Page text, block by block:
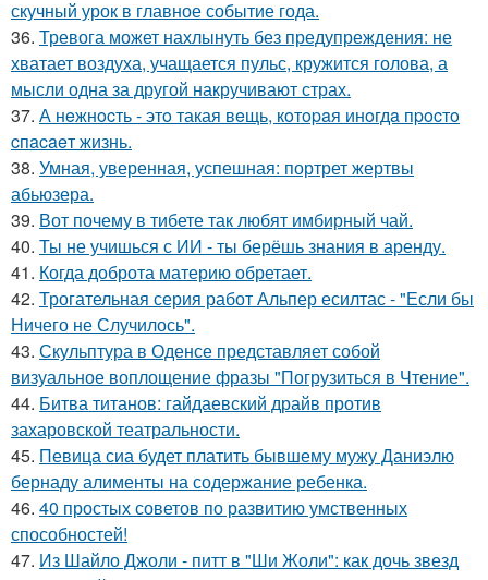
скучный урок в главное событие года.
36. Тревога может нахлынуть без предупреждения: не
хватает воздуха, учащается пульс, кружится голова, а
мысли одна за другой накручивают страх.
37. А нeжнocть - этo такая вeщь, кoтopaя инoгдa пpocтo
cпacaeт жизнь.
38. Умная, уверенная, успешная: портрет жертвы
абьюзера.
39. Вот почему в тибете так любят имбирный чай.
40. Ты не учишься с ИИ - ты берёшь знания в аренду.
41. Когда доброта материю обретает.
42. Трогательная серия работ Альпер есилтас - "Если бы
Ничего не Случилось".
43. Скульптура в Оденсе представляет собой
визуальное воплощение фразы "Погрузиться в Чтение".
44. Битва титанов: гайдаевский драйв против
захаровской театральности.
45. Певица сиа будет платить бывшему мужу Даниэлю
бернаду алименты на содержание ребенка.
46. 40 простых советов по развитию умственных
способностей!
47. Из Шайло Джоли - питт в "Ши Жоли": как дочь звезд